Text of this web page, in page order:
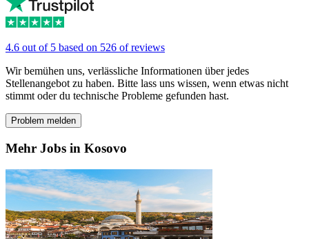
4.6 out of 5 based on 526 of reviews
Wir bemühen uns, verlässliche Informationen über jedes
Stellenangebot zu haben. Bitte lass uns wissen, wenn etwas nicht
stimmt oder du technische Probleme gefunden hast.
Problem melden
Mehr Jobs in Kosovo